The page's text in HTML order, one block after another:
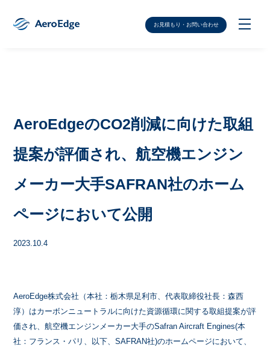
お見積もり・お問い合わせ
AeroEdgeのCO2削減に向けた取組
提案が評価され、航空機エンジン
メーカー大手SAFRAN社のホーム
ページにおいて公開
2023.10.4
AeroEdge株式会社（本社：栃木県足利市、代表取締役社長：森西
淳）はカーボンニュートラルに向けた資源循環に関する取組提案が評
価され、航空機エンジンメーカー大手のSafran Aircraft Engines(本
社：フランス・パリ、以下、SAFRAN社)のホームページにおいて、